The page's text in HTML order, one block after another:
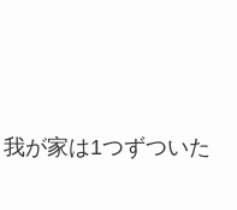
が家は1つずついた